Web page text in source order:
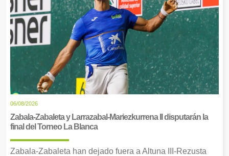
06/08/2026
Zabala-Zabaleta y Larrazabal-Mariezkurrena II disputarán la
final del Torneo La Blanca
Zabala-Zabaleta han dejado fuera a Altuna III-Rezusta